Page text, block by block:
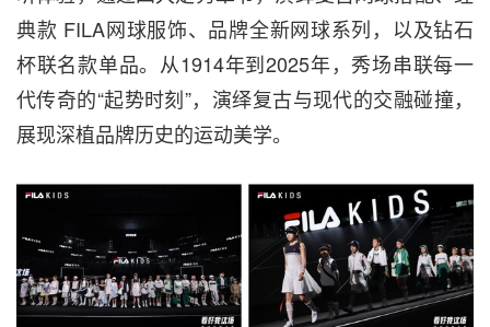
典款 FILA网球服饰、品牌全新网球系列，以及钻石
杯联名款单品。从1914年到2025年，秀场串联每一
代传奇的“起势时刻”，演绎复古与现代的交融碰撞，
展现深植品牌历史的运动美学。